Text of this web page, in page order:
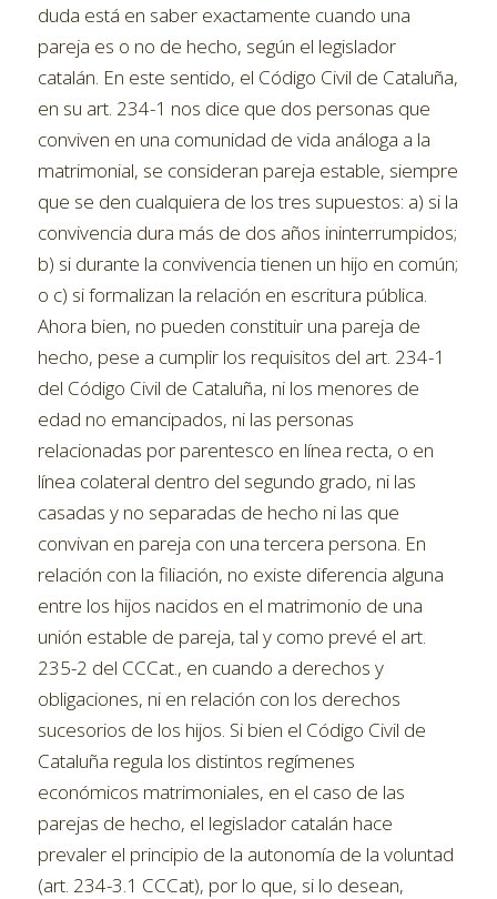
duda está en saber exactamente cuando una
pareja es o no de hecho, según el legislador
catalán. En este sentido, el Código Civil de Cataluña,
en su art. 234-1 nos dice que dos personas que
conviven en una comunidad de vida análoga a la
matrimonial, se consideran pareja estable, siempre
que se den cualquiera de los tres supuestos: a) si la
convivencia dura más de dos años ininterrumpidos;
b) si durante la convivencia tienen un hijo en común;
o c) si formalizan la relación en escritura pública.
Ahora bien, no pueden constituir una pareja de
hecho, pese a cumplir los requisitos del art. 234-1
del Código Civil de Cataluña, ni los menores de
edad no emancipados, ni las personas
relacionadas por parentesco en línea recta, o en
línea colateral dentro del segundo grado, ni las
casadas y no separadas de hecho ni las que
convivan en pareja con una tercera persona. En
relación con la filiación, no existe diferencia alguna
entre los hijos nacidos en el matrimonio de una
unión estable de pareja, tal y como prevé el art.
235-2 del CCCat., en cuando a derechos y
obligaciones, ni en relación con los derechos
sucesorios de los hijos. Si bien el Código Civil de
Cataluña regula los distintos regímenes
económicos matrimoniales, en el caso de las
parejas de hecho, el legislador catalán hace
prevaler el principio de la autonomía de la voluntad
(art. 234-3.1 CCCat), por lo que, si lo desean,